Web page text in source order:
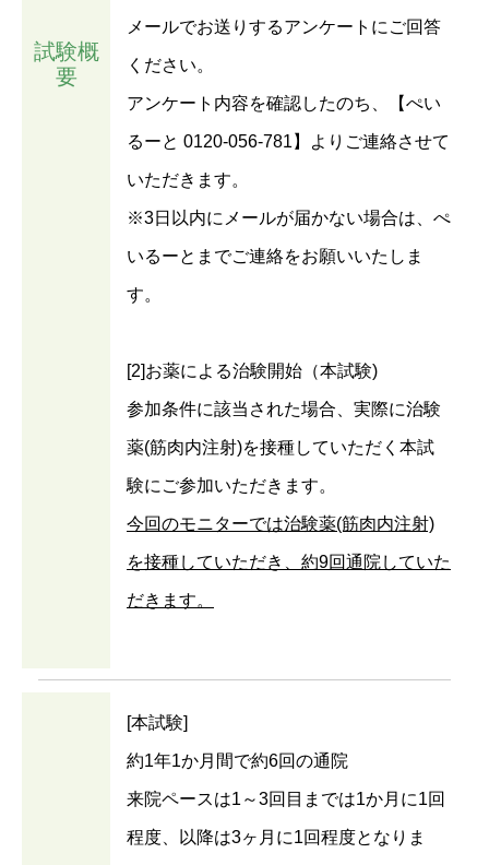
試験概
要
メールでお送りするアンケートにご回答
ください。
アンケート内容を確認したのち、【ぺい
るーと 0120-056-781】よりご連絡させて
いただきます。
※3日以内にメールが届かない場合は、ぺ
いるーとまでご連絡をお願いいたしま
す。
[2]お薬による治験開始（本試験)
参加条件に該当された場合、実際に治験
薬(筋肉内注射)を接種していただく本試
験にご参加いただきます。
今回のモニターでは治験薬(筋肉内注射)
を接種していただき、約9回通院していた
だきます。
[本試験]
約1年1か月間で約6回の通院
来院ペースは1～3回目までは1か月に1回
程度、以降は3ヶ月に1回程度となりま